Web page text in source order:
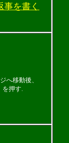
事を書く
へ移動後、
を押す.